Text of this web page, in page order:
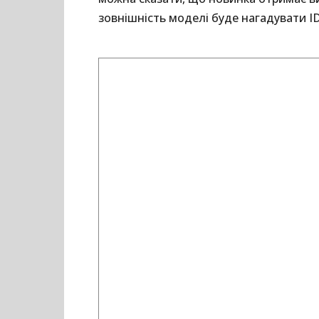
зовнішність моделі буде нагадувати